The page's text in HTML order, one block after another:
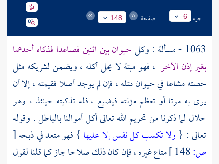
جزء 6 صفحة 148
1063 - مسألة : وكل
حيوان بين اثنين فصاعدا فذكاه أحدهما
بغير إذن الآخر ، فهو ميتة لا يحل أكله ، ويضمن لشريكه مثل
حصته مشاعا في حيوان مثله ، فإن لم يوجد أصلا فقيمته ، إلا أن
يرى به موتا أو تعظم مؤنته فيضيع ، فله تذكيته حينئذ ، وهو
حلال لما ذكرنا من تحريم الله تعالى أكل أموالنا بالباطل . وقوله
تعالى : { ولا تكسب كل نفس إلا عليها } فهو متعد في ذبحه[
ص:
متاع غيره ، فإن كان ذلك صلاحا جاز كما قلنا لقول